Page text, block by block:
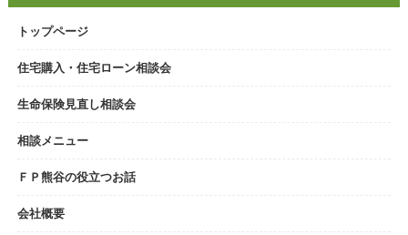
トップページ
住宅購入・住宅ローン相談会
生命保険見直し相談会
相談メニュー
ＦＰ熊谷の役立つお話
会社概要